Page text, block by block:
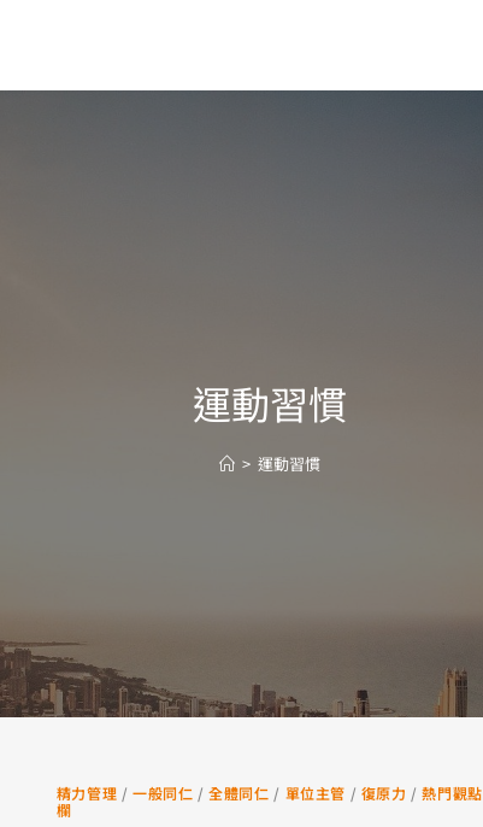
運動習慣
> 運動習慣
精力管理 /一般同仁 /全體同仁 / 單位主管 / 復原力 /熱門觀點
欄